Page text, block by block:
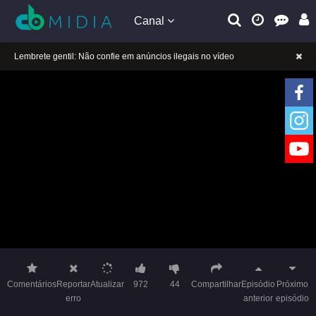
Canal
A tocar：A Princesa Rebelde (Dublado)-30
ComentáriosReportar
erro
Atualizar 972 44 CompartilharEpisódio
anterior
Próximo
episódio